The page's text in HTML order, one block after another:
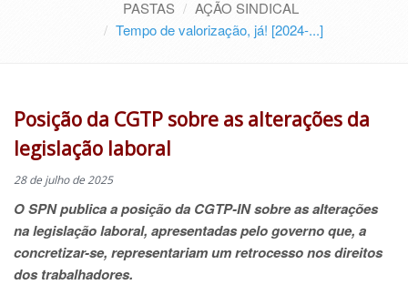
PASTAS
AÇÃO SINDICAL
Tempo de valorização, já! [2024-...]
Posição da CGTP sobre as alterações da
legislação laboral
28 de julho de 2025
O SPN publica a posição da CGTP-IN sobre as alterações
na legislação laboral, apresentadas pelo governo que, a
concretizar-se, representariam um retrocesso nos direitos
dos trabalhadores.